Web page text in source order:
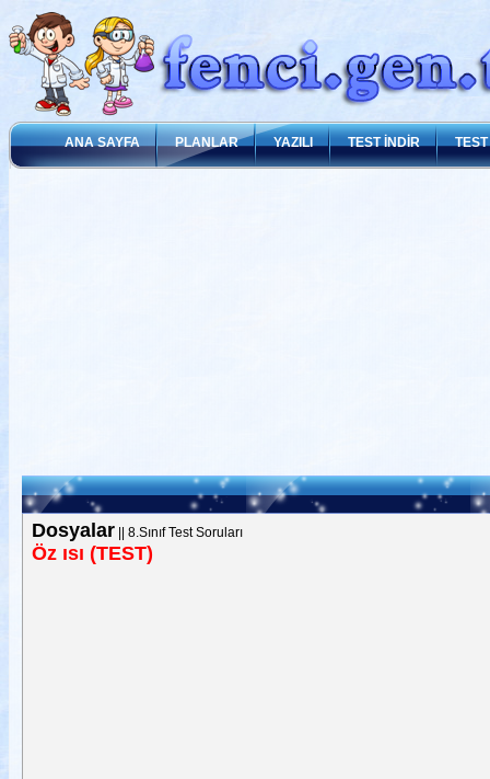
ANA SAYFA PLANLAR YAZILI TEST İNDİR
Dosyalar|| 8.Sınıf Test Soruları
Öz ısı (TEST)